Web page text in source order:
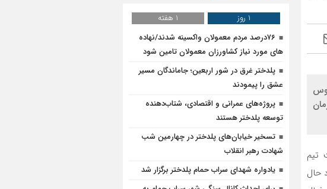
تیم
از پیشگیری از ابتلا به کووید19و بهبود حال
1 روز
1 هفته
۷۶درصد مردم معمولان واکسینه شدند/نهاده
های مورد نیاز کشاورزان معمولان تامین شود
پلدختر غرق در شور اربعین؛ جاماندگان مسیر
عشق را پیمودند
پروژه‌های عمرانی و اقتصادی، شتاب‌دهنده
توسعه پلدختر هستند
تسخیر خیابان‌های پلدختر در چهارمین شب
شهادت رهبر انقلاب
یادواره شهدای سراب حمام پلدختر برگزار شد